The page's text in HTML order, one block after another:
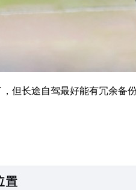
长途自驾最好能有冗余备